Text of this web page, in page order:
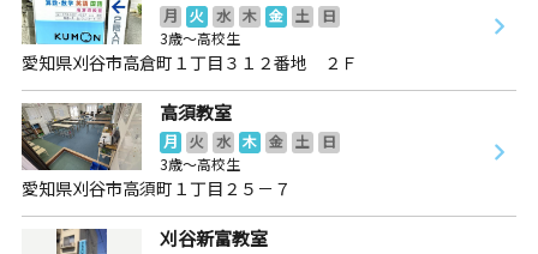
月 火 水 木 金 土
日
3歳～高校生
愛知県刈谷市高倉町１丁目３１２番地 ２Ｆ
高須教室
月 火 水 木 金 土
日
3歳～高校生
愛知県刈谷市高須町１丁目２５－７
刈谷新富教室